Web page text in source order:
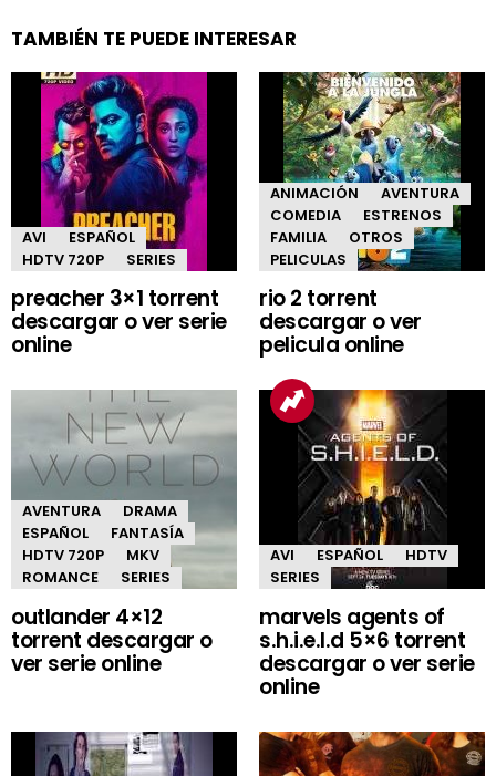
TAMBIÉN TE PUEDE INTERESAR
AVI
ESPAÑOL
HDTV 720P
SERIES
preacher 3×1 torrent
descargar o ver serie
online
ANIMACIÓN
AVENTURA
COMEDIA
ESTRENOS
FAMILIA
OTROS
PELICULAS
rio 2 torrent
descargar o ver
pelicula online
AVENTURA
DRAMA
ESPAÑOL
FANTASÍA
HDTV 720P
MKV
ROMANCE
SERIES
outlander 4×12
torrent descargar o
ver serie online
AVI ESPAÑOL
HDTV
SERIES
marvels agents of
s.h.i.e.l.d 5×6 torrent
descargar o ver serie
online